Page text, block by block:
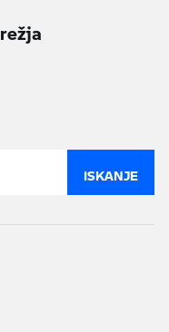
ISKANJE